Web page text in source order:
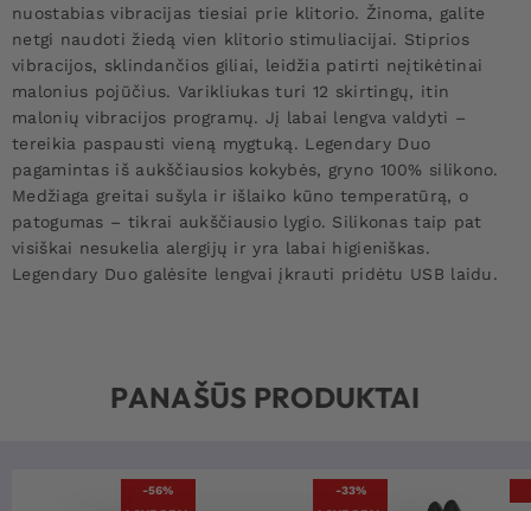
nuostabias vibracijas tiesiai prie klitorio. Žinoma, galite
netgi naudoti žiedą vien klitorio stimuliacijai. Stiprios
vibracijos, sklindančios giliai, leidžia patirti neįtikėtinai
malonius pojūčius. Varikliukas turi 12 skirtingų, itin
malonių vibracijos programų. Jį labai lengva valdyti –
tereikia paspausti vieną mygtuką. Legendary Duo
pagamintas iš aukščiausios kokybės, gryno 100% silikono.
Medžiaga greitai sušyla ir išlaiko kūno temperatūrą, o
patogumas – tikrai aukščiausio lygio. Silikonas taip pat
visiškai nesukelia alergijų ir yra labai higieniškas.
Legendary Duo galėsite lengvai įkrauti pridėtu USB laidu.
PANAŠŪS PRODUKTAI
-56%
-33%